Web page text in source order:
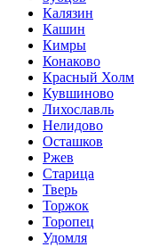
Калязин
Кашин
Кимры
Конаково
Красный Холм
Кувшиново
Лихославль
Нелидово
Осташков
Ржев
Старица
Тверь
Торжок
Торопец
Удомля